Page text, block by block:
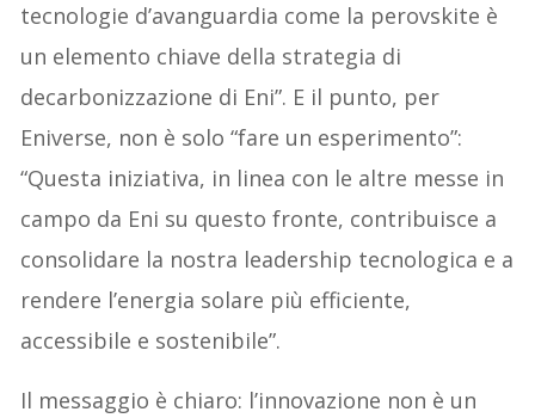
tecnologie d’avanguardia come la perovskite è
un elemento chiave della strategia di
decarbonizzazione di Eni”. E il punto, per
Eniverse, non è solo “fare un esperimento”:
“Questa iniziativa, in linea con le altre messe in
campo da Eni su questo fronte, contribuisce a
consolidare la nostra leadership tecnologica e a
rendere l’energia solare più efficiente,
accessibile e sostenibile”.
Il messaggio è chiaro: l’innovazione non è un